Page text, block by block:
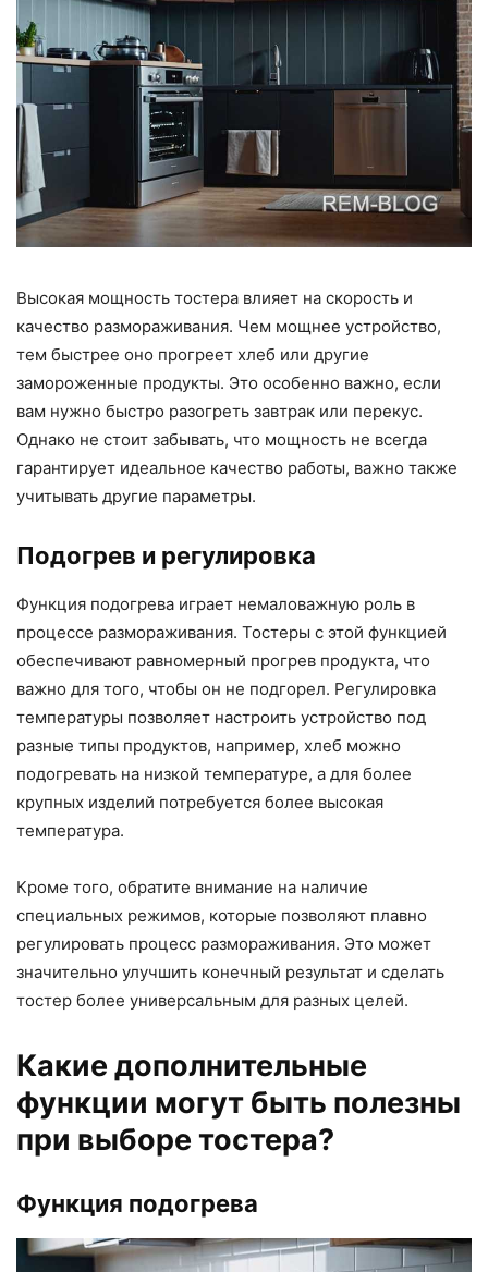
Высокая мощность тостера влияет на скорость и
качество размораживания. Чем мощнее устройство,
тем быстрее оно прогреет хлеб или другие
замороженные продукты. Это особенно важно, если
вам нужно быстро разогреть завтрак или перекус.
Однако не стоит забывать, что мощность не всегда
гарантирует идеальное качество работы, важно также
учитывать другие параметры.
Подогрев и регулировка
Функция подогрева играет немаловажную роль в
процессе размораживания. Тостеры с этой функцией
обеспечивают равномерный прогрев продукта, что
важно для того, чтобы он не подгорел. Регулировка
температуры позволяет настроить устройство под
разные типы продуктов, например, хлеб можно
подогревать на низкой температуре, а для более
крупных изделий потребуется более высокая
температура.
Кроме того, обратите внимание на наличие
специальных режимов, которые позволяют плавно
регулировать процесс размораживания. Это может
значительно улучшить конечный результат и сделать
тостер более универсальным для разных целей.
Какие дополнительные
функции могут быть полезны
при выборе тостера?
Функция подогрева